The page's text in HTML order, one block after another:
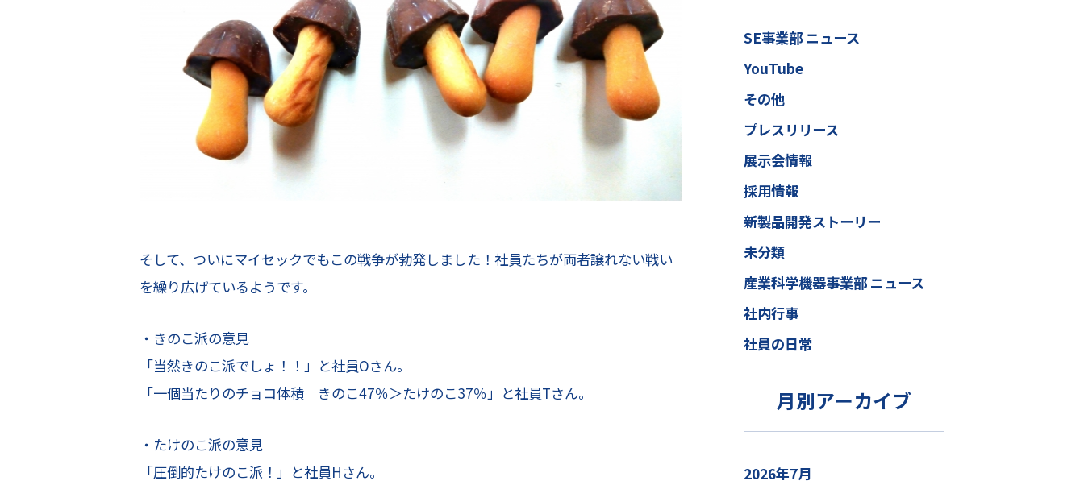
そして、ついにマイセックでもこの戦争が勃発しました！社員たちが両者譲れない戦い
を繰り広げているようです。
・きのこ派の意見
「当然きのこ派でしょ！！」と社員Oさん。
「一個当たりのチョコ体積 きのこ47％＞たけのこ37％」と社員Tさん。
・たけのこ派の意見
「圧倒的たけのこ派！」と社員Hさん。
SE事業部 ニュース
YouTube
その他
プレスリリース
展示会情報
採用情報
新製品開発ストーリー
未分類
産業科学機器事業部 ニュース
社内行事
社員の日常
月別アーカイブ
2026年7月